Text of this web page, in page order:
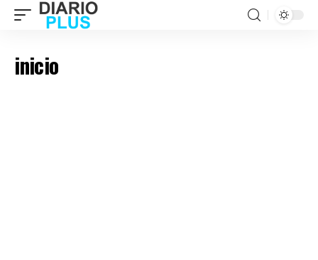
inicio